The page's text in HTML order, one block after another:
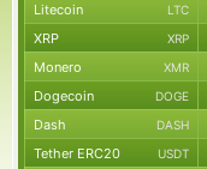
Litecoin LTC
XRP XRP
Monero XMR
Dogecoin DOGE
Dash DASH
Tether ERC20 USDT